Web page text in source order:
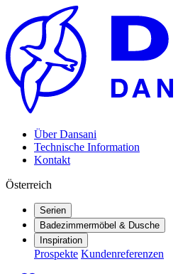
Über Dansani
Technische Information
Kontakt
Österreich
Serien
Badezimmermöbel & Dusche
Inspiration
Prospekte Kundenreferenzen